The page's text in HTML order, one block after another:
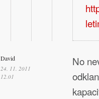
David
24. 11. 2011
12.01
No